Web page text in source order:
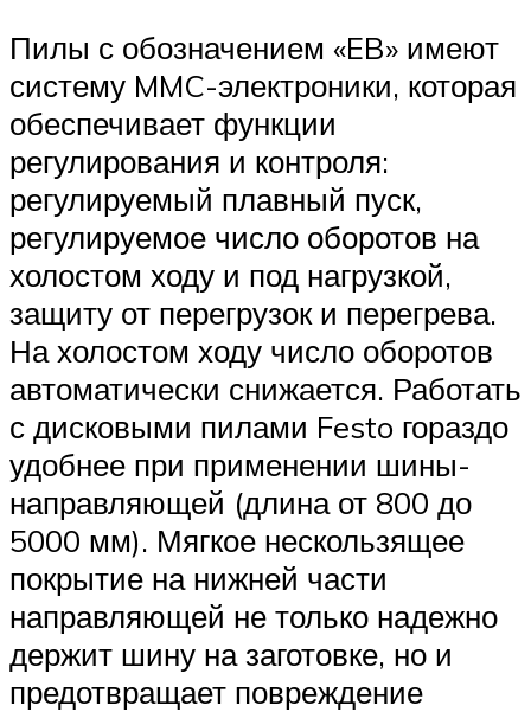
Пилы с обозначением «EB» имеют
систему MMC-электроники, которая
обеспечивает функции
регулирования и контроля:
регулируемый плавный пуск,
регулируемое число оборотов на
холостом ходу и под нагрузкой,
защиту от перегрузок и перегрева.
На холостом ходу число оборотов
автоматически снижается. Работать
с дисковыми пилами Festo гораздо
удобнее при применении шины-
направляющей (длина от 800 до
5000 мм). Мягкое нескользящее
покрытие на нижней части
направляющей не только надежно
держит шину на заготовке, но и
предотвращает повреждение